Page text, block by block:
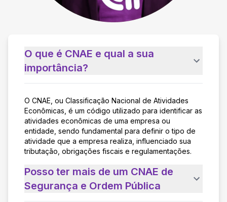
O que é CNAE e qual a sua
importância?
O CNAE, ou Classificação Nacional de Atividades
Econômicas, é um código utilizado para identificar as
atividades econômicas de uma empresa ou
entidade, sendo fundamental para definir o tipo de
atividade que a empresa realiza, influenciado sua
tributação, obrigações fiscais e regulamentações.
Posso ter mais de um CNAE de
Segurança e Ordem Pública